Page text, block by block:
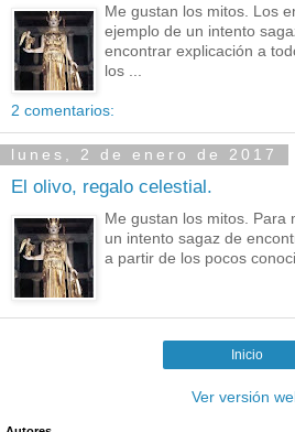
Me gustan los mitos. Los
ejemplo de un intento
encontrar explicación a
los ...
2 comentarios:
lunes, 2 de enero de 2017
El olivo, regalo celestial.
Me gustan los mitos. Para
un intento sagaz de
a partir de los pocos
Inicio
Ver versión